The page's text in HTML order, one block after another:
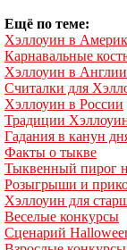
Ещё по теме:
Хэллоуин в
Карнавальные
Хэллоуин в Англии
Считалки для
Хэллоуин в России
Традиции
Гадания в канун
Факты о тыкве
Тыквенный пирог
Розыгрыши и
Хэллоуин для
Веселые конкурсы
Сценарий